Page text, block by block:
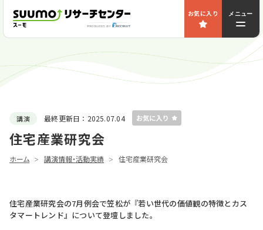
お気に入り メニュー
講演 最終更新日： 2025.07.04
住宅産業研究会
ホーム 講演情報・活動実績 住宅産業研究会
住宅産業研究会の7月例会で笠松が『若い世代の価値観の特徴とカス
タマートレンド』について登壇しました。